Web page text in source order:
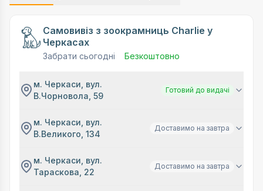
Самовивіз з зоокрамниць Charlie у
Черкасах
Забрати сьогодні Безкоштовно
м. Черкаси, вул.
В.Чорновола, 59
Готовий до видачі
м. Черкаси, вул.
В.Великого, 134
Доставимо на завтра
м. Черкаси, вул.
Тараскова, 22
Доставимо на завтра